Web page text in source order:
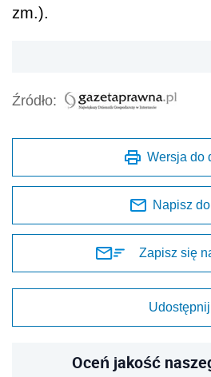
zm.).
Źródło:
Wersja do
Napisz
Zapisz się
Udostępnij
Oceń jakość